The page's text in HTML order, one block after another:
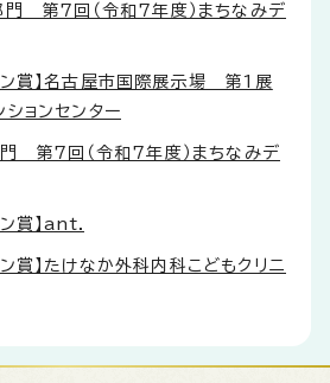
門 第7回（令和7年度）まちなみデ
ン賞】名古屋市国際展示場 第1展
ョンセンター
門 第7回（令和7年度）まちなみデ
賞】ant.
賞】たけなか外科内科こどもクリニ